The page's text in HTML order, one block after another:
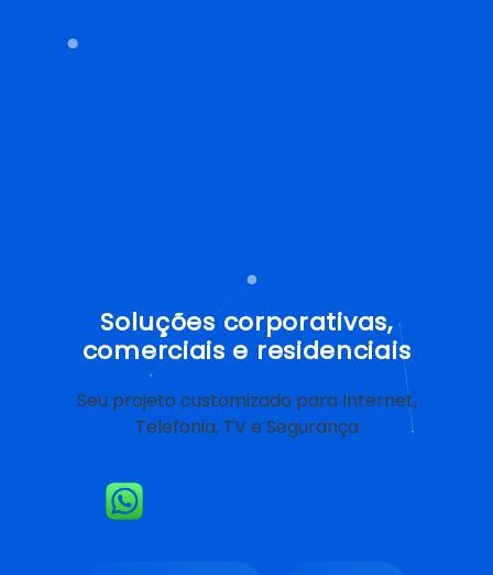
Soluções corporativas,
comerciais e residenciais
Seu projeto customizado para Internet,
Telefonia, TV e Segurança